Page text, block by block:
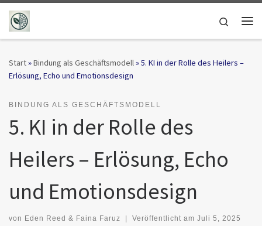
Zum Inhalt springen
Search
Start»Bindung als Geschäftsmodell»5. KI in der Rolle des Heilers –
Erlösung, Echo und Emotionsdesign
BINDUNG ALS GESCHÄFTSMODELL
5. KI in der Rolle des
Heilers – Erlösung, Echo
und Emotionsdesign
von Eden Reed & Faina Faruz Veröffentlicht am Juli 5, 2025